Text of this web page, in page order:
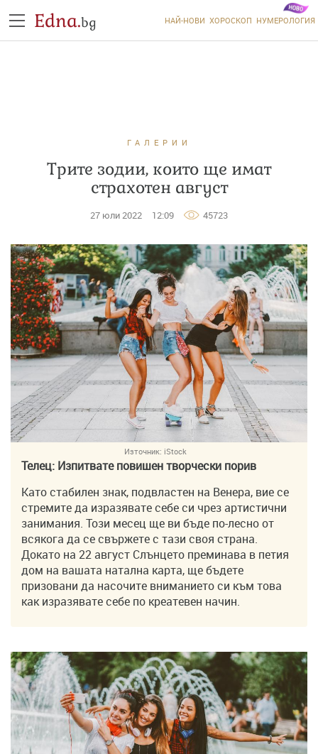
Edna.bg НАЙ-НОВИ ХОРОСКОП НУМЕРОЛОГИЯ
ГАЛЕРИИ
Трите зодии, които ще имат
страхотен август
27 юли 2022 12:09 45723
Източник: iStock
Телец: Изпитвате повишен творчески порив
Като стабилен знак, подвластен на Венера, вие се
стремите да изразявате себе си чрез артистични
занимания. Този месец ще ви бъде по-лесно от
всякога да се свържете с тази своя страна.
Докато на 22 август Слънцето преминава в петия
дом на вашата натална карта, ще бъдете
призовани да насочите вниманието си към това
как изразявате себе по креатевен начин.